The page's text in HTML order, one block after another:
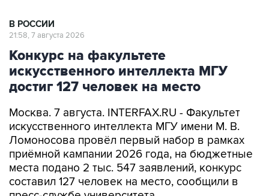
В РОССИИ
21:58, 7 августа 2026
Конкурс на факультете
искусственного интеллекта МГУ
достиг 127 человек на место
Москва. 7 августа. INTERFAX.RU - Факультет
искусственного интеллекта МГУ имени М. В.
Ломоносова провёл первый набор в рамках
приёмной кампании 2026 года, на бюджетные
места подано 2 тыс. 547 заявлений, конкурс
составил 127 человек на место, сообщили в